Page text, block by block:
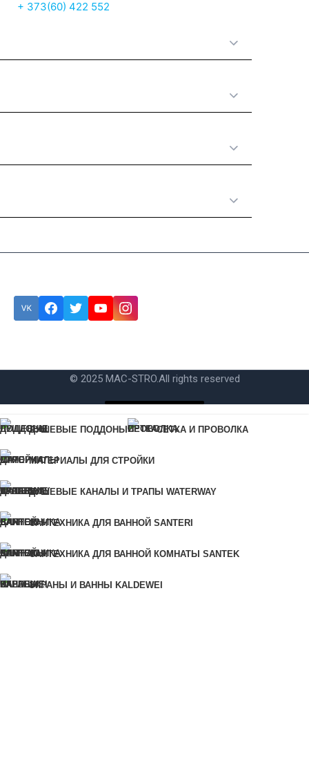
ДУШЕВЫЕ ПОДДОНЫ СЕТКА И ПРОВОЛКА
МАТЕРИАЛЫ ДЛЯ СТРОЙКИ
ДУШЕВЫЕ КАНАЛЫ И ТРАПЫ WATERWAY
САНТЕХНИКА ДЛЯ ВАННОЙ SANTERI
САНТЕХНИКА ДЛЯ ВАННОЙ КОМНАТЫ SANTEK
ЭКРАНЫ И ВАННЫ KALDEWEI
+ 373(60) 422 552
© 2025 MAC-STRO. All rights reserved
Купить в 1 клик
Для быстрого заказа укажите свой номер телефона, мы свяжемся
Ошибка:Контактная форма не найдена.
КУПИТЬ В 1 КЛИК
Для быстрого заказа укажите свой номер телефона, мы
свяжемся с вами для уточнения деталей заказа.